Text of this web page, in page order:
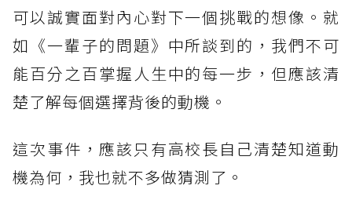
可以誠實面對內心對下一個挑戰的想像。就
如《一輩子的問題》中所談到的，我們不可
能百分之百掌握人生中的每一步，但應該清
楚了解每個選擇背後的動機。
這次事件，應該只有高校長自己清楚知道動
機為何，我也就不多做猜測了。